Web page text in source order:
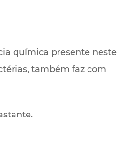
química presente neste
também faz com